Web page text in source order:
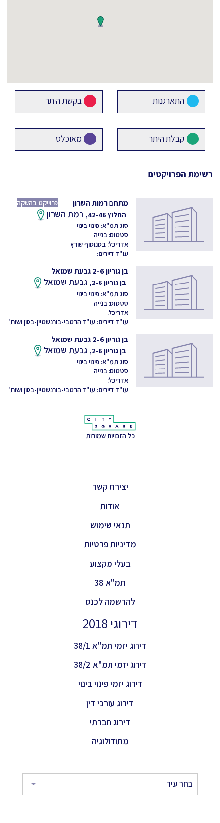
התארגנות בקשת היתר
קבלת היתר מאוכלס
רשימת הפרויקטים
מתחם רמות השרון
פרוייקט בהשקה
החלוץ 42-46,
רמת השרון
סוג תמ"א: פינוי בינוי
סטטוס: בנייה
אדריכל: בסנוסוף שורץ
עו"ד דיירים:
בן גוריון 2-6 גבעת שמואל
בן גוריון 2-6, גבעת שמואל
סוג תמ"א: פינוי בינוי
סטטוס: בנייה
אדריכל:
עו"ד דיירים: עו"ד הרטבי-בורנשטיין-בסון ושות'
בן גוריון 2-6 גבעת שמואל
בן גוריון 2-6, גבעת שמואל
סוג תמ"א: פינוי בינוי
סטטוס: בנייה
אדריכל:
עו"ד דיירים: עו"ד הרטבי-בורנשטיין-בסון ושות'
כל הזכויות שמורות
יצירת קשר
אודות
תנאי שימוש
מדיניות פרטיות
בעלי מקצוע
תמ"א 38
להרשמה לכנס
דירוגי 2018
דירוג יזמי תמ"א 38/1
דירוג יזמי תמ"א 38/2
דירוג יזמי פינוי בינוי
דירוג עורכי דין
דירוג חברתי
מתודולוגיה